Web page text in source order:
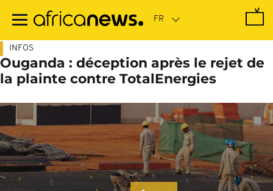
contenu
INFOS
Ouganda : déception après le rejet de
la plainte contre TotalEnergies